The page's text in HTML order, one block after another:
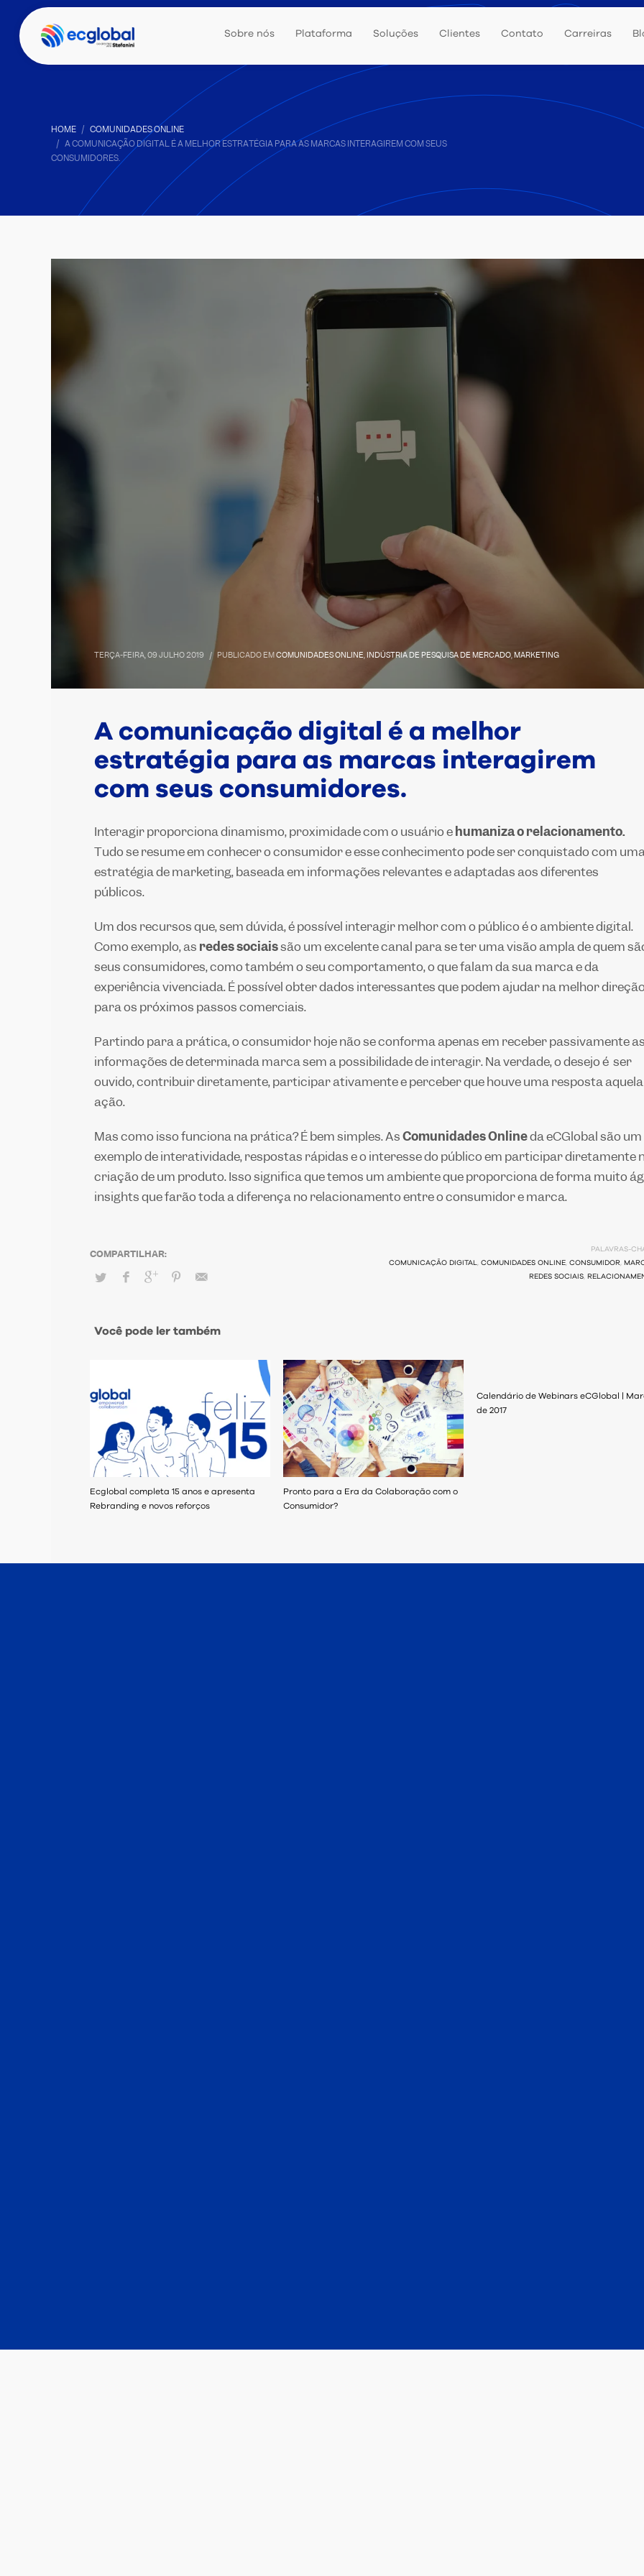
Sobre nós Plataforma Soluções Clientes Contato Carreiras
HOME
COMUNIDADES ONLINE
A COMUNICAÇÃO DIGITAL É A MELHOR ESTRATÉGIA PARA AS MARCAS INTERAGIREM COM SEUS
CONSUMIDORES.
TERÇA-FEIRA, 09 JULHO 2019 / PUBLICADO EMCOMUNIDADES ONLINE,INDÚSTRIA DE PESQUISA DE MERCADO,MARKETING
A comunicação digital é a melhor
estratégia para as marcas interagirem
com seus consumidores.
Interagir proporciona dinamismo, proximidade com o usuário ehumaniza o relacionamento.
Tudo se resume em conhecer o consumidor e esse conhecimento pode ser conquistado com
estratégia de marketing, baseada em informações relevantes e adaptadas aos diferentes
públicos.
Um dos recursos que, sem dúvida, é possível interagir melhor com o público é o ambiente digital.
Como exemplo, as redes sociaissão um excelente canal para se ter uma visão ampla de quem
seus consumidores, como também o seu comportamento, o que falam da sua marca e da
experiência vivenciada. É possível obter dados interessantes que podem ajudar na melhor
para os próximos passos comerciais.
Partindo para a prática, o consumidor hoje não se conforma apenas em receber passivamente
informações de determinada marca sem a possibilidade de interagir. Na verdade, o desejo é ser
ouvido, contribuir diretamente, participar ativamente e perceber que houve uma resposta aquela
ação.
Mas como isso funciona na prática? É bem simples. AsComunidades Onlineda eCGlobal são um
exemplo de interatividade, respostas rápidas e o interesse do público em participar diretamente
criação de um produto. Isso significa que temos um ambiente que proporciona de forma muito
insightsque farão toda a diferença no relacionamento entre o consumidor e marca.
PALAVRAS-
COMUNICAÇÃO DIGITAL, COMUNIDADES ONLINE, CONSUMIDOR,
REDES SOCIAIS,
Você pode ler também
Ecglobal completa 15 anos e apresenta
Rebranding e novos reforços
Pronto para a Era da Colaboração com o
Consumidor?
Calendário de Webinars eCGlobal |
de 2017